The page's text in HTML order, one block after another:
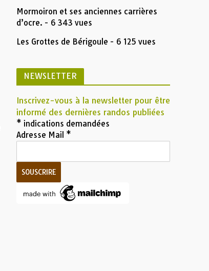
Mormoiron et ses anciennes carrières
d’ocre. - 6 343 vues
Les Grottes de Bérigoule - 6 125 vues
NEWSLETTER
Inscrivez-vous à la newsletter pour être
informé des dernières randos publiées
* indications demandées
Adresse Mail *